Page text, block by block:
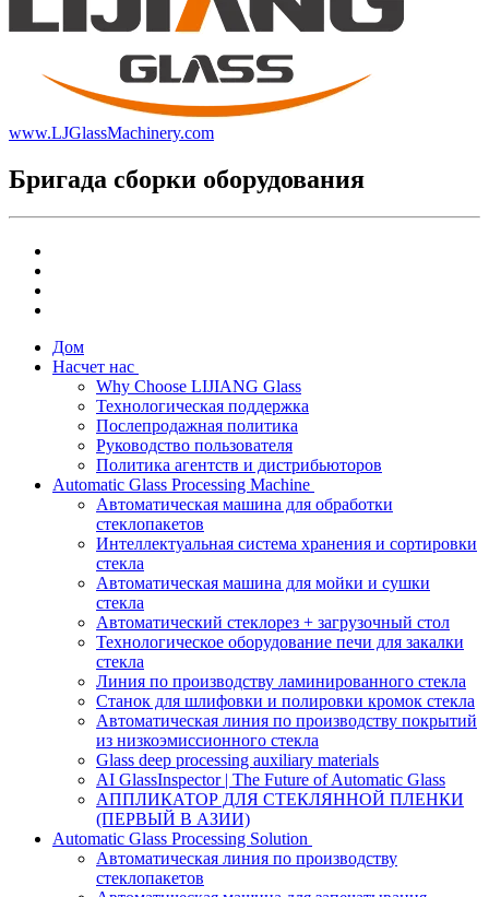
www.LJGlassMachinery.com
Бригада сборки оборудования
Дом
Насчет нас
Why Choose LIJIANG Glass
Технологическая поддержка
Послепродажная политика
Руководство пользователя
Политика агентств и дистрибьюторов
Automatic Glass Processing Machine
Автоматическая машина для обработки
стеклопакетов
Интеллектуальная система хранения и сортировки
стекла
Автоматическая машина для мойки и сушки
стекла
Автоматический стеклорез + загрузочный стол
Технологическое оборудование печи для закалки
стекла
Линия по производству ламинированного стекла
Станок для шлифовки и полировки кромок стекла
Автоматическая линия по производству покрытий
из низкоэмиссионного стекла
Glass deep processing auxiliary materials
AI GlassInspector | The Future of Automatic Glass
АППЛИКАТОР ДЛЯ СТЕКЛЯННОЙ ПЛЕНКИ
(ПЕРВЫЙ В АЗИИ)
Automatic Glass Processing Solution
Автоматическая линия по производству
стеклопакетов